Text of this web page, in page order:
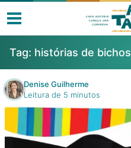
Livros
Resenhas
Tag: histórias de bichos
Denise Guilherme
Leitura de 5 minutos